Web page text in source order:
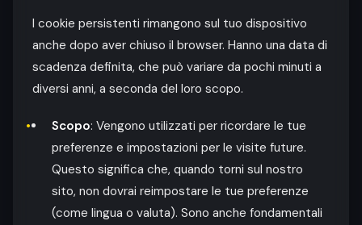
I cookie persistenti rimangono sul tuo dispositivo
anche dopo aver chiuso il browser. Hanno una data di
scadenza definita, che può variare da pochi minuti a
diversi anni, a seconda del loro scopo.
Scopo: Vengono utilizzati per ricordare le tue
preferenze e impostazioni per le visite future.
Questo significa che, quando torni sul nostro
sito, non dovrai reimpostare le tue preferenze
(come lingua o valuta). Sono anche fondamentali